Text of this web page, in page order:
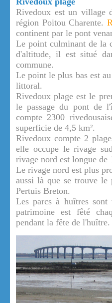
Rivedoux est un village
région Poitou Charente.
continent par le pont
Le point culminant de la
d'altitude, il est situé
commune.
Le point le plus bas est
littoral.
Rivedoux plage est le
le passage du pont de
compte 2300
superficie de 4,5 km².
Rivedoux compte 2
elle occupe le rivage
rivage nord est longue de
Le rivage nord est plus
aussi là que se trouve
Pertuis Breton.
Les parcs à huîtres sont
patrimoine est fêté
pendant la fête de l'huître.